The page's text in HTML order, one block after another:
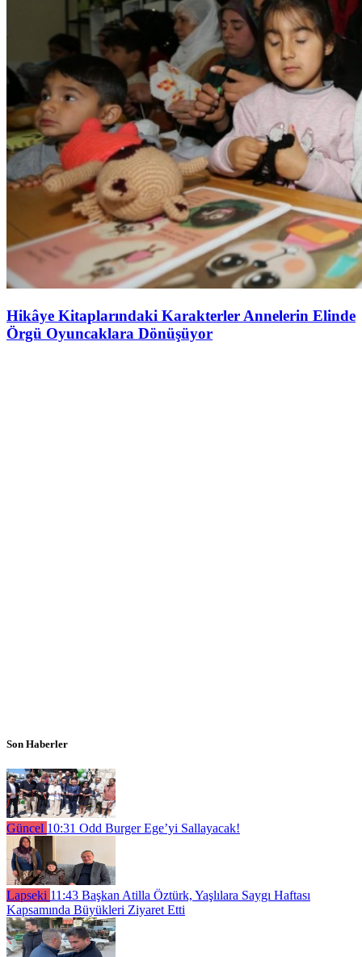
Hikâye Kitaplarındaki Karakterler Annelerin Elinde
Örgü Oyuncaklara Dönüşüyor
Son Haberler
Güncel 10:31 Odd Burger Ege’yi Sallayacak!
Lapseki 11:43 Başkan Atilla Öztürk, Yaşlılara Saygı Haftası
Kapsamında Büyükleri Ziyaret Etti